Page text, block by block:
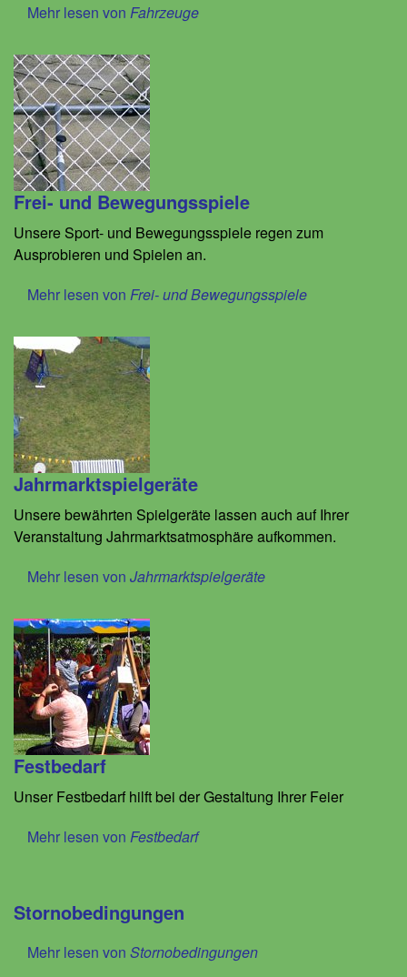
Mehr lesen von Fahrzeuge
Frei- und Bewegungsspiele
Unsere Sport- und Bewegungsspiele regen zum
Ausprobieren und Spielen an.
Mehr lesen von Frei- und Bewegungsspiele
Jahrmarktspielgeräte
Unsere bewährten Spielgeräte lassen auch auf Ihrer
Veranstaltung Jahrmarktsatmosphäre aufkommen.
Mehr lesen von Jahrmarktspielgeräte
Festbedarf
Unser Festbedarf hilft bei der Gestaltung Ihrer Feier
Mehr lesen von Festbedarf
Stornobedingungen
Mehr lesen von Stornobedingungen